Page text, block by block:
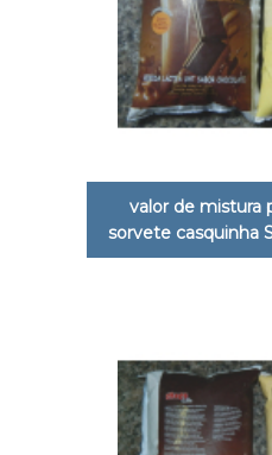
valor de mistura
sorvete casquinha